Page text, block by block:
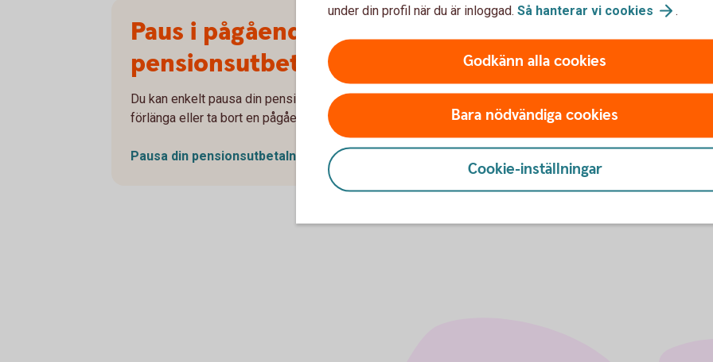
Paus i pågående
pensionsutbetalning
Du kan enkelt pausa din pensionsutbetalning och även förkorta,
förlänga eller ta bort en pågående paus.
Pausa din pensionsutbetalning
Ansök
Blankett för
Blankett partiellt
under din profil när du är inloggad. Så hanterar vi cookies .
Godkänn alla cookies
Bara nödvändiga cookies
Cookie-inställningar